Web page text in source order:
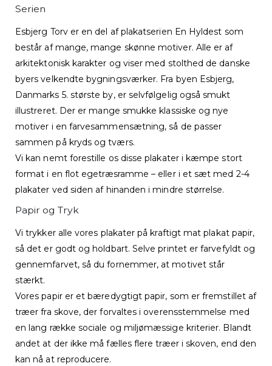
Serien
Esbjerg Torv er en del af plakatserien En Hyldest som
består af mange, mange skønne motiver. Alle er af
arkitektonisk karakter og viser med stolthed de danske
byers velkendte bygningsværker. Fra byen Esbjerg,
Danmarks 5. største by, er selvfølgelig også smukt
illustreret. Der er mange smukke klassiske og nye
motiver i en farvesammensætning, så de passer
sammen på kryds og tværs.
Vi kan nemt forestille os disse plakater i kæmpe stort
format i en flot egetræsramme – eller i et sæt med 2-4
plakater ved siden af hinanden i mindre størrelse.
Papir og Tryk
Vi trykker alle vores plakater på kraftigt mat plakat papir,
så det er godt og holdbart. Selve printet er farvefyldt og
gennemfarvet, så du fornemmer, at motivet står
stærkt.
Vores papir er et bæredygtigt papir, som er fremstillet af
træer fra skove, der forvaltes i overensstemmelse med
en lang række sociale og miljømæssige kriterier. Blandt
andet at der ikke må fælles flere træer i skoven, end den
kan nå at reproducere.